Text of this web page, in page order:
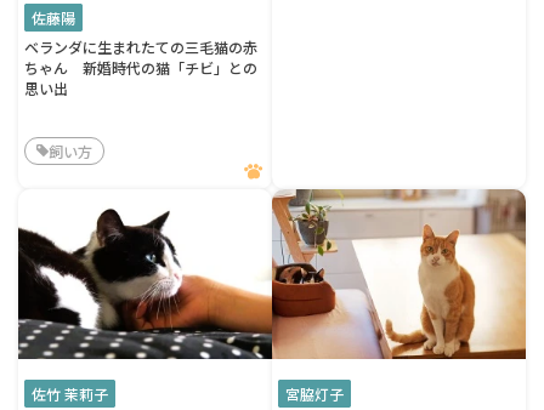
佐藤陽
ベランダに生まれたての三毛猫の赤
ちゃん 新婚時代の猫「チビ」との
思い出
飼い方
佐竹 茉莉子
宮脇灯子